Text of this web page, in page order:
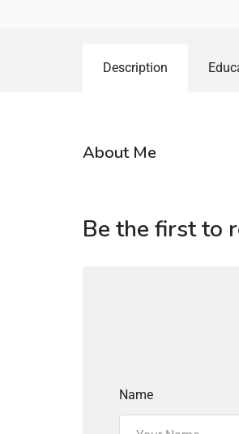
Description
About Me
Be the first to
Name